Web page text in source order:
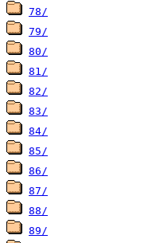
78/
79/
80/
81/
82/
83/
84/
85/
86/
87/
88/
89/